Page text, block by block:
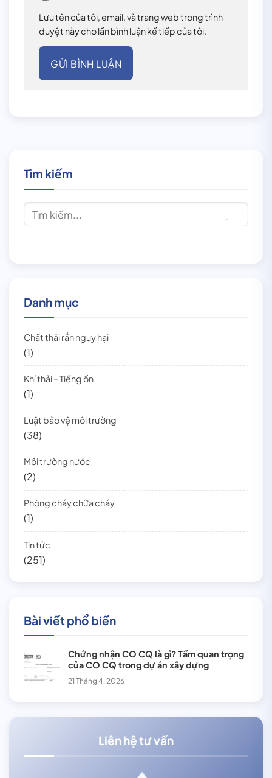
Lưu tên của tôi, email, và trang web trong trình
duyệt này cho lần bình luận kế tiếp của tôi.
Tìm kiếm
Danh mục
Chất thải rắn nguy hại
(1)
Khí thải – Tiếng ồn
(1)
Luật bảo vệ môi trường
(38)
Môi trường nước
(2)
Phòng cháy chữa cháy
(1)
Tin tức
(251)
Bài viết phổ biến
Chứng nhận CO CQ là gì? Tầm quan trọng
của CO CQ trong dự án xây dựng
21 Tháng 4, 2026
Liên hệ tư vấn